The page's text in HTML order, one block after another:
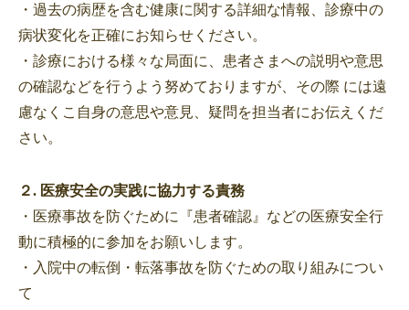
・過去の病歴を含む健康に関する詳細な情報、診療中の
病状変化を正確にお知らせください。
・診療における様々な局面に、患者さまへの説明や意思
の確認などを行うよう努めておりますが、その際 には遠
慮なくこ自身の意思や意見、疑問を担当者にお伝えくだ
さい。
２. 医療安全の実践に協力する責務
・医療事故を防ぐために『患者確認』などの医療安全行
動に積極的に参加をお願いします。
・入院中の転倒・転落事故を防ぐための取り組みについ
て